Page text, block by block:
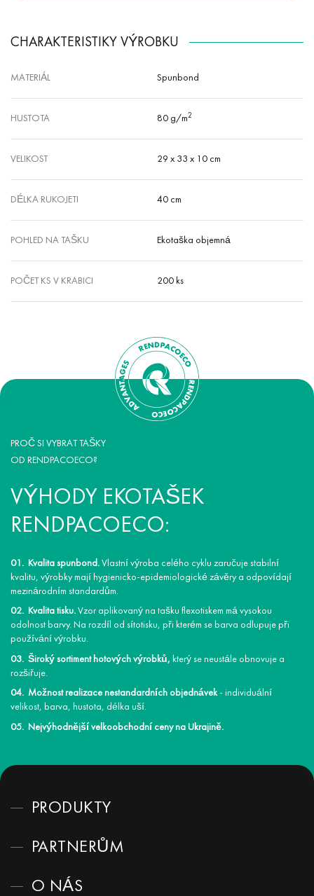
CHARAKTERISTIKY VÝROBKU
MATERIÁL Spunbond
HUSTOTA 80 g/m2
VELIKOST 29 х 33 х 10 cm
DÉLKA RUKOJETI 40 cm
POHLED NA TAŠKU Ekotaška objemná
POČET KS V KRABICI 200 ks
PROČ SI VYBRAT TAŠKY
OD RENDPACOECO?
VÝHODY EKOTAŠEK
RENDPACOECO:
Kvalita spunbond.Vlastní výroba celého cyklu zaručuje stabilní
kvalitu, výrobky mají hygienicko-epidemiologické závěry a odpovídají
mezinárodním standardům.
Kvalita tisku.Vzor aplikovaný na tašku flexotiskem má vysokou
odolnost barvy. Na rozdíl od sítotisku, při kterém se barva odlupuje při
používání výrobku.
Široký sortiment hotových výrobků, který se neustále obnovuje a
rozšiřuje.
Možnost realizace nestandardních objednávek- individuální
velikost, barva, hustota, délka uší.
Nejvýhodnější velkoobchodní ceny na Ukrajině.
PRODUKTY
PARTNERŮM
O NÁS